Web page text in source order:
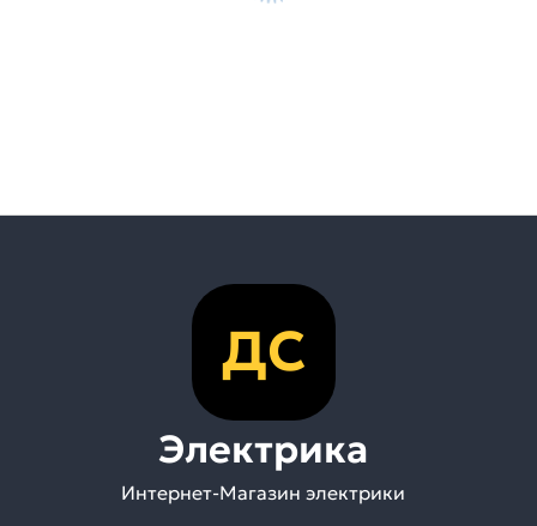
ДС
Электрика
Интернет-Магазин электрики